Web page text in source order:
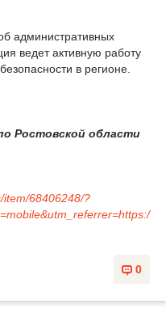
административных
ведет активную работу
в регионе.
Ростовской области
68406248/?
0